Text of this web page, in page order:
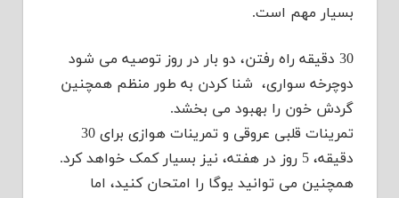
بسیار مهم است.
30 دقیقه راه رفتن، دو بار در روز توصیه می شود
دوچرخه سواری، شنا کردن به طور منظم همچنین
گردش خون را بهبود می بخشد.
تمرینات قلبی عروقی و تمرینات هوازی برای 30
دقیقه، 5 روز در هفته، نیز بسیار کمک خواهد کرد.
همچنین می توانید یوگا را امتحان کنید، اما